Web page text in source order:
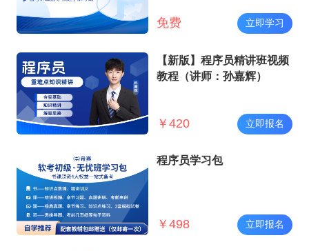
免费 立即学习
【新版】程序员精讲班视频
教程（讲师：孙嘉辉）
￥ 420 立即报名
程序员学习包
￥ 498 立即报名